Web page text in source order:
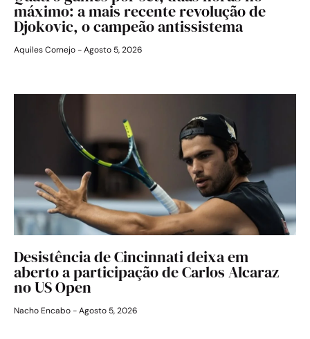
máximo: a mais recente revolução de
Djokovic, o campeão antissistema
Aquiles Cornejo Agosto 5, 2026
Desistência de Cincinnati deixa em
aberto a participação de Carlos Alcaraz
no US Open
Nacho Encabo Agosto 5, 2026